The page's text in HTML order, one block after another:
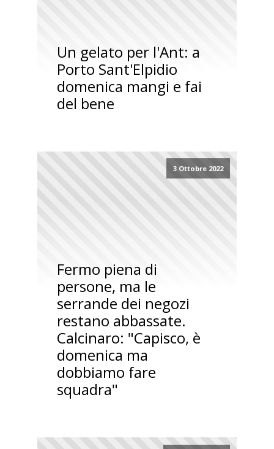
Un gelato per l'Ant: a
Porto Sant'Elpidio
domenica mangi e fai
del bene
3 Ottobre 2022
Fermo piena di
persone, ma le
serrande dei negozi
restano abbassate.
Calcinaro: "Capisco, è
domenica ma
dobbiamo fare
squadra"